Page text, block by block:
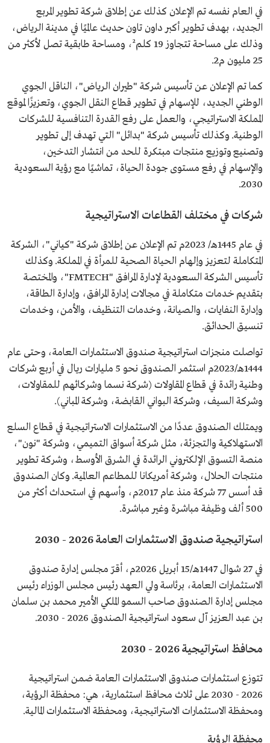
في العام نفسه تم الإعلان كذلك عن إطلاق شركة تطوير المربع
الجديد، بهدف تطوير أكبر داون تاون حديث عالميًا في مدينة الرياض،
وذلك على مساحة تتجاوز 19 كلم²، ومساحة طابقية تصل لأكثر من
25 مليون م2.
كما تم الإعلان عن تأسيس شركة "طيران الرياض"، الناقل الجوي
الوطني الجديد، للإسهام في تطوير قطاع النقل الجوي، وتعزيزًا لموقع
المملكة الاستراتيجي، والعمل على رفع القدرة التنافسية للشركات
الوطنية. وكذلك تأسيس شركة "بدائل" التي تهدف إلى تطوير
وتصنيع وتوزيع منتجات مبتكرة للحد من انتشار التدخين،
والإسهام في رفع مستوى جودة الحياة، تماشيًا مع رؤية السعودية
2030.
شركات في مختلف القطاعات الاستراتيجية
في عام 1445هـ/ 2023م تم الإعلان عن إطلاق شركة "كياني"، الشركة
المتكاملة لتعزيز وإلهام الحياة الصحية للمرأة في المملكة. وكذلك
تأسيس الشركة السعودية لإدارة المرافق "FMTECH"، والمختصة
بتقديم خدمات متكاملة في مجالات إدارة المرافق، وإدارة الطاقة،
وإدارة النفايات، والصيانة، وخدمات التنظيف، والأمن، وخدمات
تنسيق الحدائق.
تواصلت منجزات استراتيجية صندوق الاستثمارات العامة، وحتى عام
1444هـ/2023م استثمر الصندوق نحو 5 مليارات ريال في أربع شركات
وطنية رائدة في قطاع المقاولات (شركة نسما وشركائهم للمقاولات،
وشركة السيف، وشركة البواني القابضة، وشركة المباني).
ويمتلك الصندوق عددًا من الاستثمارات الاستراتيجية في قطاع السلع
الاستهلاكية والتجزئة، مثل شركة أسواق التميمي، وشركة "نون"،
منصة التسوق الإلكتروني الرائدة في الشرق الأوسط، وشركة تطوير
منتجات الحلال، وشركة أمريكانا للمطاعم العالمية. وكان الصندوق
قد أسس 77 شركة منذ عام 2017م، وأسهم في استحداث أكثر من
500 ألف وظيفة مباشرة وغير مباشرة.
استراتيجية صندوق الاستثمارات العامة 2026 - 2030
في 27 شوال 1447هـ/15 أبريل 2026م، أقرّ مجلس إدارة صندوق
الاستثمارات العامة، برئاسة ولي العهد رئيس مجلس الوزراء رئيس
مجلس إدارة الصندوق صاحب السمو الملكي الأمير محمد بن سلمان
بن عبد العزيز آل سعود استراتيجية الصندوق 2026 - 2030.
محافظ استراتيجية 2026 - 2030
تتوزع استثمارات صندوق الاستثمارات العامة ضمن استراتيجية
2026 - 2030 على ثلاث محافظ استثمارية، هي: محفظة الرؤية،
ومحفظة الاستثمارات الاستراتيجية، ومحفظة الاستثمارات المالية.
محفظة الرؤية